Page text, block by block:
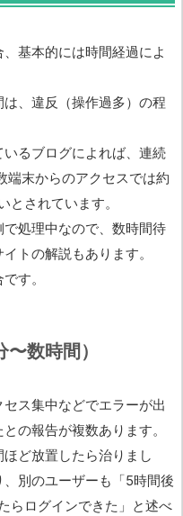
基本的には時間経過によ
、違反（操作過多）の程
るブログによれば、連続
端末からのアクセスでは約
とされています。
処理中なので、数時間待
トの解説もあります。
す。
数時間）
ス集中などでエラーが出
の報告が複数あります。
ど放置したら治りまし
別のユーザーも「5時間後
らログインできた」と述べ